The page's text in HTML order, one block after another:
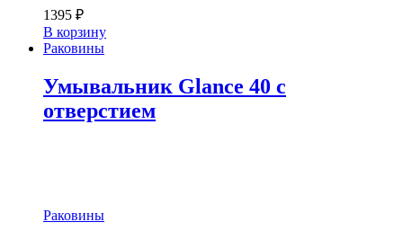
1395 ₽
В корзину
Раковины
Умывальник Glance 40 с
отверстием
Раковины